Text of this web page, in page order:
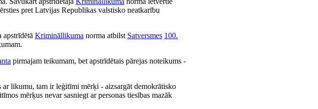
pret Latvijas Republikas valstisko neatkarību
apstrīdētā Krimināllikuma norma atbilst Satversmes 100.
pirmajam teikumam, bet apstrīdētais pārejas noteikums -
likumu, tam ir leģitīmi mērķi - aizsargāt demokrātisko
mērķus nevar sasniegt ar personas tiesības mazāk